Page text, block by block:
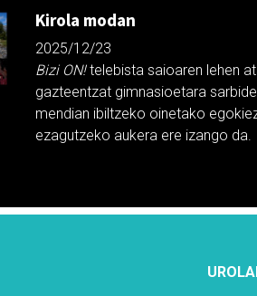
Kirola modan
2025/12/23
Bizi ON!telebista saioaren lehen
gazteentzat gimnasioetara
mendian ibiltzeko oinetako
ezagutzeko aukera ere izango da.